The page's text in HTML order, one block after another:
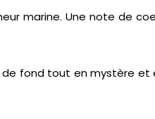
marine. Une note de
de fond tout en mystère et